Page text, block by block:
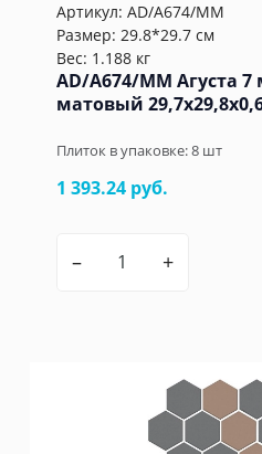
Артикул: AD/A674/MM
Размер: 29.8*29.7 см
Вес: 1.188 кг
AD/A674/MM Агуста
матовый
Плиток в упаковке:8 шт
1 393.24 руб.
– +